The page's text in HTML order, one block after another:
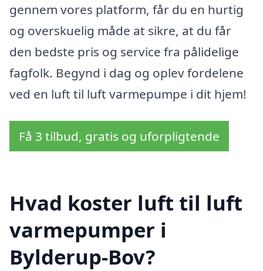
gennem vores platform, får du en hurtig
og overskuelig måde at sikre, at du får
den bedste pris og service fra pålidelige
fagfolk. Begynd i dag og oplev fordelene
ved en luft til luft varmepumpe i dit hjem!
Få 3 tilbud, gratis og uforpligtende
Hvad koster luft til luft
varmepumper i
Bylderup-Bov?